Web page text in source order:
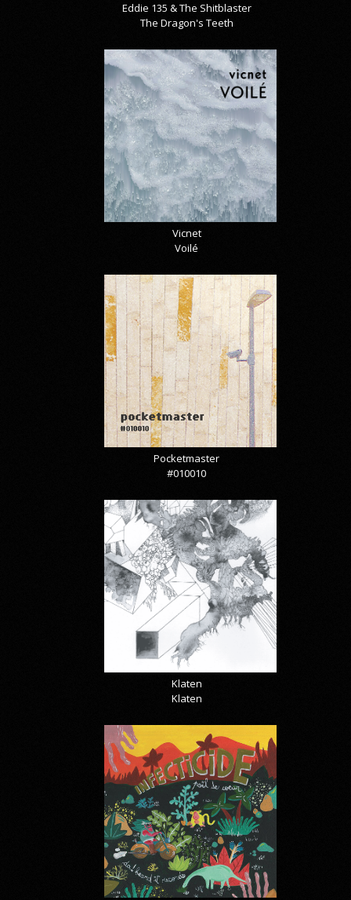
Eddie 135 & The Shitblaster
The Dragon's Teeth
Vicnet
Voilé
Pocketmaster
#010010
Klaten
Klaten